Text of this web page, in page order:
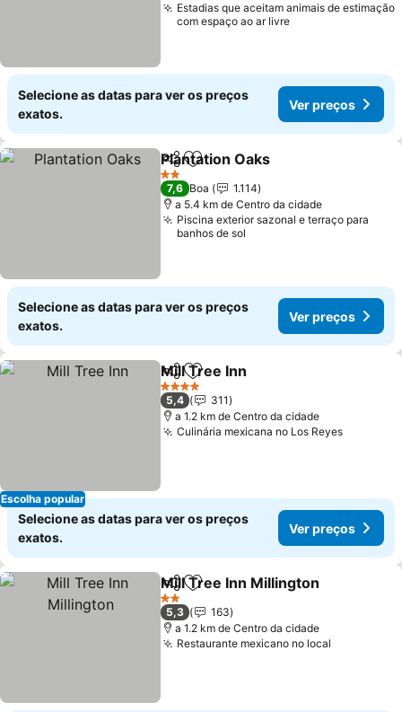
Estadias que aceitam animais de estimação
com espaço ao ar livre
Selecione as datas para ver os preços
exatos.
Ver preços
PartilharAdicionar aos favoritos
Plantation Oaks
2 Estrelas
7,6 Boa
1.114
a 5.4 km de Centro da cidade
Piscina exterior sazonal e terraço para
banhos de sol
Selecione as datas para ver os preços
exatos.
Ver preços
Escolha popular
PartilharAdicionar aos favoritos
Mill Tree Inn
4 Estrelas
5,4
311
a 1.2 km de Centro da cidade
Culinária mexicana no Los Reyes
Selecione as datas para ver os preços
exatos.
Ver preços
PartilharAdicionar aos favoritos
Mill Tree Inn Millington
2 Estrelas
5,3
163
a 1.2 km de Centro da cidade
Restaurante mexicano no local